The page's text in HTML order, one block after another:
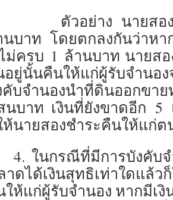
ง นายสองนำที่ดิ
บาท โดยตกลงกันว่าหา
ม่ครบ 1 ล้านบาท นายส
อยู่นั้นคืนให้แก่ผู้รับจำ
บจำนองนำที่ดินออกขา
นบาท เงินที่ยังขาดอีก
นายสองชำระคืนให้แก่
ณีที่มีการบังคับจำน
ดได้เงินสุทธิเท่าใดแล้ว
ห้แก่ผู้รับจำนอง หากมีเงิ